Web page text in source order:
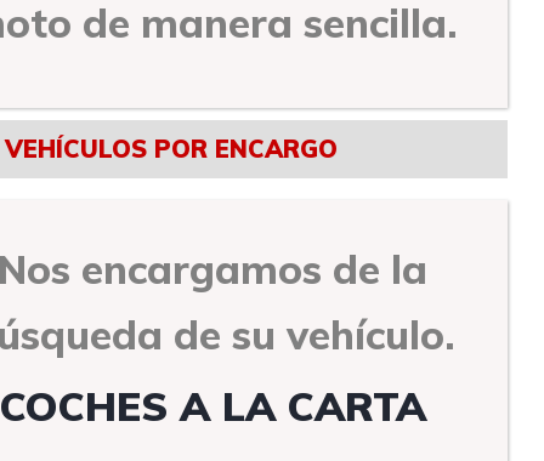
de manera sencilla.
VEHÍCULOS POR ENCARGO
encargamos de la
de su vehículo.
COCHES A LA CARTA